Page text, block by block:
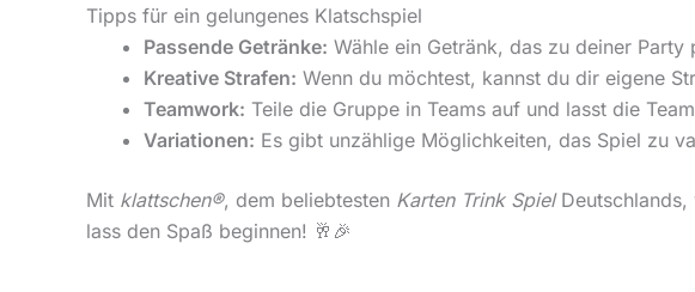
Tipps für ein gelungenes Klatschspiel
Passende Getränke: Wähle ein Getränk, das zu deiner
Kreative Strafen: Wenn du möchtest, kannst du dir eigene
Teamwork: Teile die Gruppe in Teams auf und lasst die
Variationen: Es gibt unzählige Möglichkeiten, das Spiel zu
Mit klattschen®, dem beliebtesten Karten Trink SpielDeutschlands,
lass den Spaß beginnen! 🥂🎉